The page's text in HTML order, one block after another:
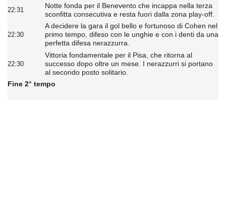
22:31
Notte fonda per il Benevento che incappa nella terza
sconfitta consecutiva e resta fuori dalla zona play-off.
22:30
A decidere la gara il gol bello e fortunoso di Cohen nel
primo tempo, difeso con le unghie e con i denti da una
perfetta difesa nerazzurra.
22:30
Vittoria fondamentale per il Pisa, che ritorna al
successo dopo oltre un mese. I nerazzurri si portano
al secondo posto solitario.
Fine 2° tempo